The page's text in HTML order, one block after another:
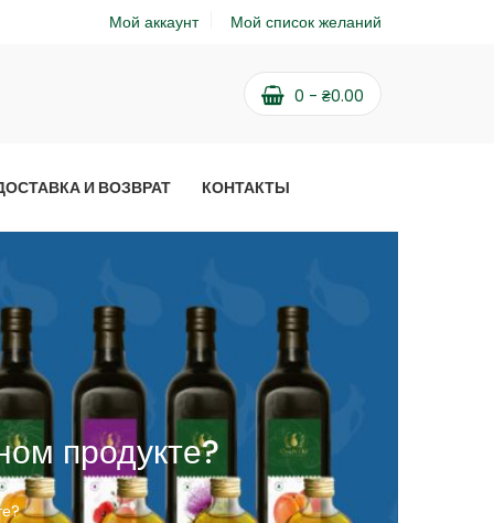
Мой аккаунт Мой список желаний
0 - ₴0.00
И ВОЗВРАТ КОНТАКТЫ
продукте?